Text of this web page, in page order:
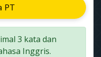
PT
3 kata dan
Inggris.